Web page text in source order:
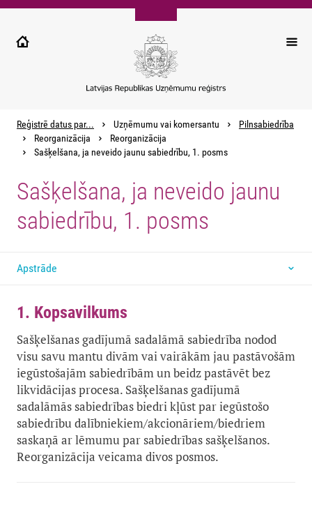
Pārlekt
galveno
Reģistrē datus par... Uzņēmumu vai komersantu
Pilnsabiedrība
Reorganizācija
Reorganizācija
Sašķelšana, ja neveido jaunu sabiedrību, 1. posms
Sašķelšana, ja neveido jaunu
sabiedrību, 1. posms
Apstrāde
1. Kopsavilkums
Sašķelšanas gadījumā sadalāmā sabiedrība nodod
visu savu mantu divām vai vairākām jau pastāvošām
iegūstošajām sabiedrībām un beidz pastāvēt bez
likvidācijas procesa. Sašķelšanas gadījumā
sadalāmās sabiedrības biedri kļūst par iegūstošo
sabiedrību dalībniekiem/akcionāriem/biedriem
saskaņā ar lēmumu par sabiedrības sašķelšanos.
Reorganizācija veicama divos posmos.